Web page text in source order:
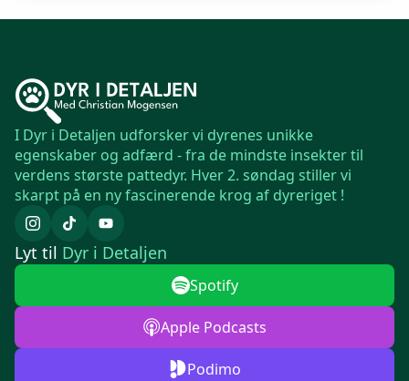
I Dyr i Detaljen udforsker vi dyrenes unikke
egenskaber og adfærd - fra de mindste insekter til
verdens største pattedyr. Hver 2. søndag stiller vi
skarpt på en ny fascinerende krog af dyreriget !
Lyt til Dyr i Detaljen
Spotify
Apple Podcasts
Podimo